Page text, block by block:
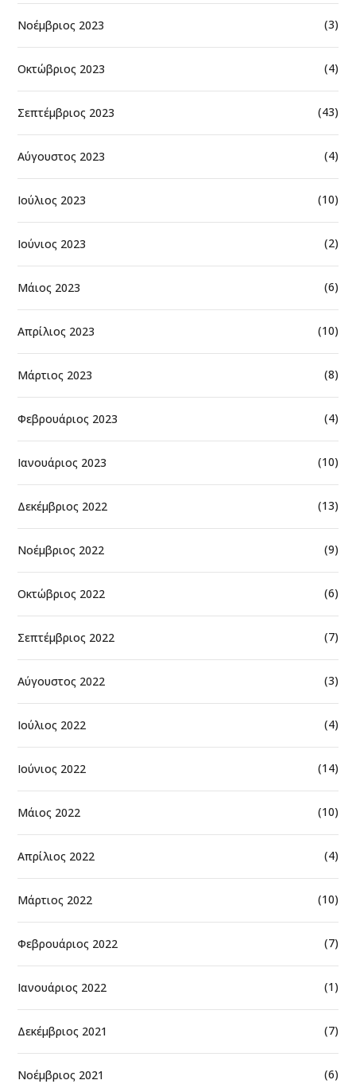
Νοέμβριος 2023 (3)
Οκτώβριος 2023 (4)
Σεπτέμβριος 2023 (43)
Αύγουστος 2023 (4)
Ιούλιος 2023 (10)
Ιούνιος 2023 (2)
Μάιος 2023 (6)
Απρίλιος 2023 (10)
Μάρτιος 2023 (8)
Φεβρουάριος 2023 (4)
Ιανουάριος 2023 (10)
Δεκέμβριος 2022 (13)
Νοέμβριος 2022 (9)
Οκτώβριος 2022 (6)
Σεπτέμβριος 2022 (7)
Αύγουστος 2022 (3)
Ιούλιος 2022 (4)
Ιούνιος 2022 (14)
Μάιος 2022 (10)
Απρίλιος 2022 (4)
Μάρτιος 2022 (10)
Φεβρουάριος 2022 (7)
Ιανουάριος 2022 (1)
Δεκέμβριος 2021 (7)
Νοέμβριος 2021 (6)